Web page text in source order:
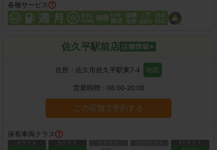
各種サービス
佐久平駅前店
住所： 佐久市佐久平駅東7-4 地図
営業時間： 08:00-20:00
この店舗で予約する
保有車両クラス